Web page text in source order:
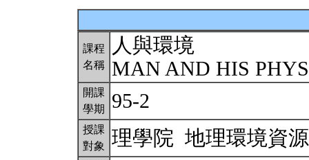
課程
名稱
人與環境
MAN AND HIS
開課
學期
95-2
授課
對象
理學院 地理環境資